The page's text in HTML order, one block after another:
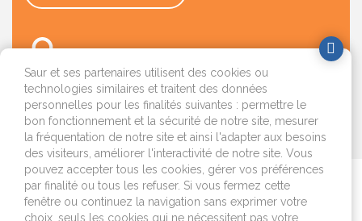
OK
Je déménage
Saur et ses partenaires utilisent des cookies ou
technologies similaires et traitent des données
personnelles pour les finalités suivantes : permettre le
bon fonctionnement et la sécurité de notre site, mesurer
la fréquentation de notre site et ainsi l'adapter aux besoins
des visiteurs, améliorer l'interactivité de notre site. Vous
pouvez accepter tous les cookies, gérer vos préférences
par finalité ou tous les refuser. Si vous fermez cette
fenêtre ou continuez la navigation sans exprimer votre
choix, seuls les cookies qui ne nécessitent pas votre